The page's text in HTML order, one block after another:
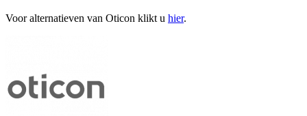
Voor alternatieven van Oticon klikt u hier.